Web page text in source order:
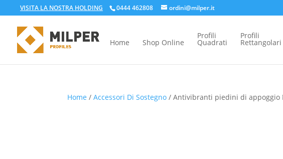
VISITA LA NOSTRA HOLDING 0444 462808 ordini@milper.it
Home Shop Online
Profili
Quadrati
Profili
Rettangolari
Home /Accessori Di Sostegno / Antivibranti piedini di appoggio